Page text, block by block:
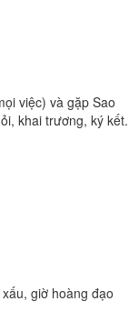
việc) và gặp Sao
khai trương, ký kết.
giờ hoàng đạo